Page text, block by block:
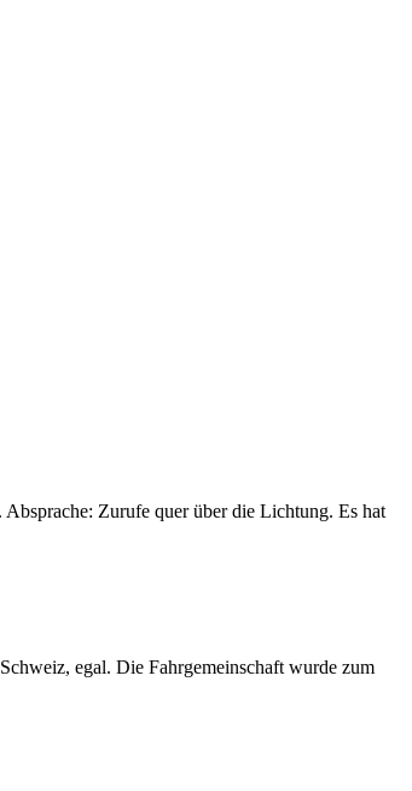
Zurufe quer über die Lichtung. Es hat
egal. Die Fahrgemeinschaft wurde zum